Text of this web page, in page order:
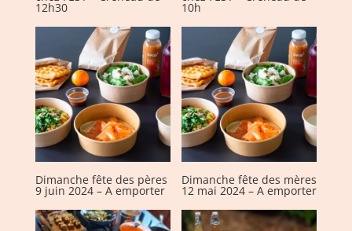
12h30 10h
Dimanche fête des pères
9 juin 2024 – A emporter
Dimanche fête des mères
12 mai 2024 – A emporter